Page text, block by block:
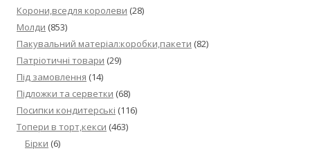
Корони,вседля королеви (28)
Молди (853)
Пакувальний матеріал:коробки,пакети (82)
Патріотичні товари (29)
Під замовлення (14)
Підложки та серветки (68)
Посипки кондитерські (116)
Топери в торт,кекси (463)
Бірки (6)